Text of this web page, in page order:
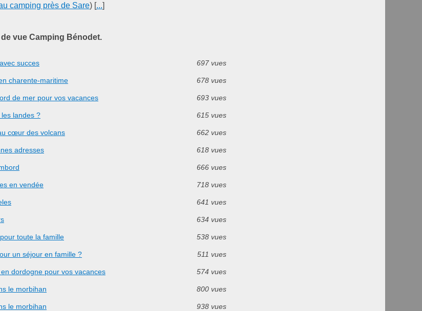
camping près de Sare) [...]
vue Camping Bénodet.
succes 697 vues
charente-maritime 678 vues
de mer pour vos vacances 693 vues
landes ? 615 vues
cœur des volcans 662 vues
adresses 618 vues
666 vues
en vendée 718 vues
641 vues
634 vues
toute la famille 538 vues
un séjour en famille ? 511 vues
dordogne pour vos vacances 574 vues
le morbihan 800 vues
le morbihan 938 vues